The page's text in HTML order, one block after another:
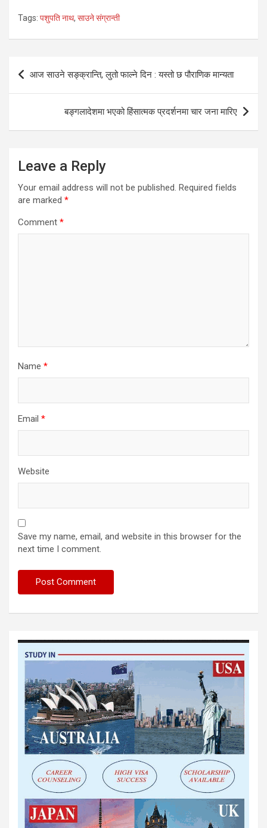
Tags: पशुपति नाथ, साउने संग्रान्ती
Post
navigation
आज साउने सङ्क्रान्ति, लुतो फाल्ने दिन : यस्तो छ पौराणिक मान्यता
बङ्गलादेशमा भएको हिंसात्मक प्रदर्शनमा चार जना मारिए
Leave a Reply
Your email address will not be published. Required fields
are marked *
Comment *
Name *
Email *
Website
Save my name, email, and website in this browser for the
next time I comment.